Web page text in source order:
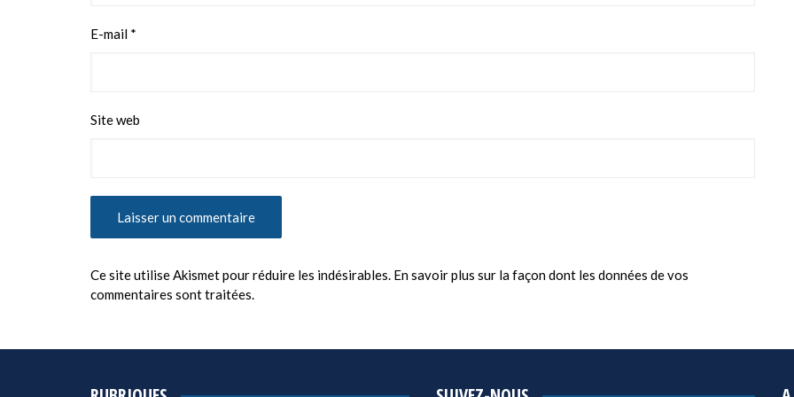
E-mail *
Site web
Ce site utilise Akismet pour réduire les indésirables. En savoir plus sur la façon dont les données de vos
commentaires sont traitées.